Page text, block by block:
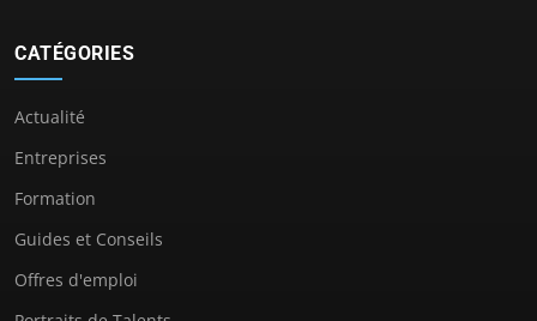
CATÉGORIES
Actualité
Entreprises
Formation
Guides et Conseils
Offres d'emploi